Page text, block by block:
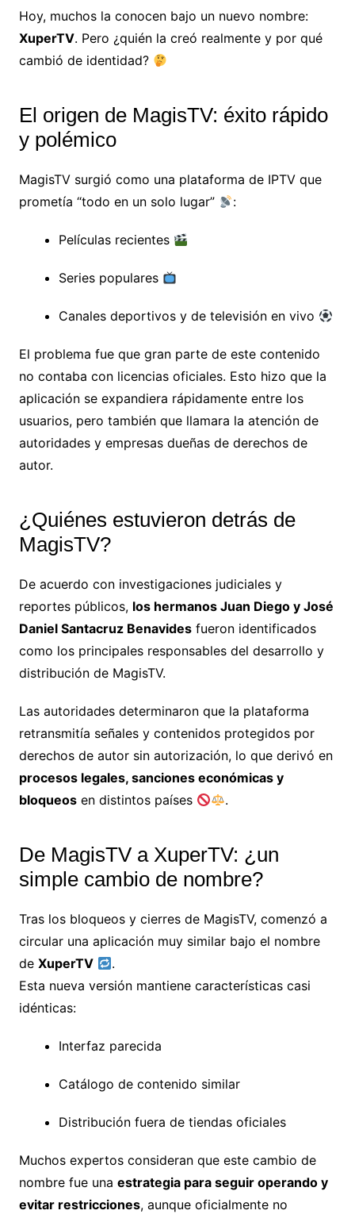
Hoy, muchos la conocen bajo un nuevo nombre:
XuperTV. Pero ¿quién la creó realmente y por qué
cambió de identidad?
El origen de MagisTV: éxito rápido
y polémico
MagisTV surgió como una plataforma de IPTV que
prometía “todo en un solo lugar”
:
Películas recientes
Series populares
Canales deportivos y de televisión en vivo
El problema fue que gran parte de este contenido
no contaba con licencias oficiales. Esto hizo que la
aplicación se expandiera rápidamente entre los
usuarios, pero también que llamara la atención de
autoridades y empresas dueñas de derechos de
autor.
¿Quiénes estuvieron detrás de
MagisTV?
De acuerdo con investigaciones judiciales y
reportes públicos, los hermanos Juan Diego y José
Daniel Santacruz Benavidesfueron identificados
como los principales responsables del desarrollo y
distribución de MagisTV.
Las autoridades determinaron que la plataforma
retransmitía señales y contenidos protegidos por
derechos de autor sin autorización, lo que derivó en
procesos legales, sanciones económicas y
bloqueosen distintos países .
De MagisTV a XuperTV: ¿un
simple cambio de nombre?
Tras los bloqueos y cierres de MagisTV, comenzó a
circular una aplicación muy similar bajo el nombre
de XuperTV
.
Esta nueva versión mantiene características casi
idénticas:
Interfaz parecida
Catálogo de contenido similar
Distribución fuera de tiendas oficiales
Muchos expertos consideran que este cambio de
nombre fue una estrategia para seguir operando y
evitar restricciones, aunque oficialmente no